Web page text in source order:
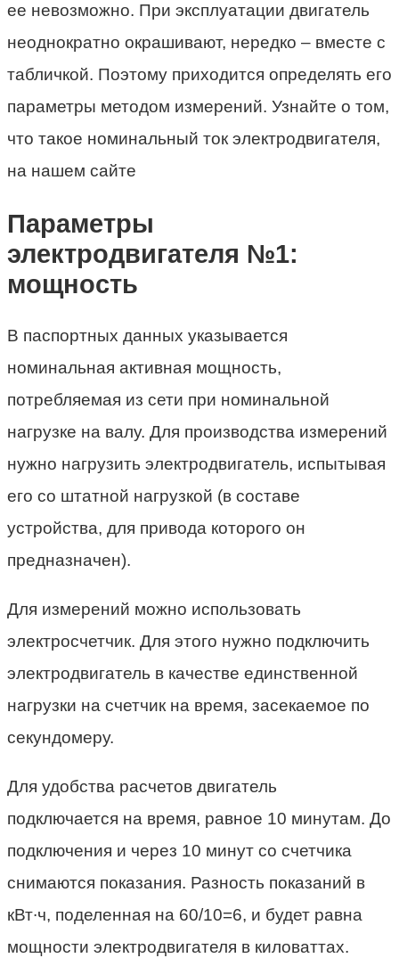
ее невозможно. При эксплуатации двигатель
неоднократно окрашивают, нередко – вместе с
табличкой. Поэтому приходится определять его
параметры методом измерений. Узнайте о том,
что такое номинальный ток электродвигателя,
на нашем сайте
Параметры
электродвигателя №1:
мощность
В паспортных данных указывается
номинальная активная мощность,
потребляемая из сети при номинальной
нагрузке на валу. Для производства измерений
нужно нагрузить электродвигатель, испытывая
его со штатной нагрузкой (в составе
устройства, для привода которого он
предназначен).
Для измерений можно использовать
электросчетчик. Для этого нужно подключить
электродвигатель в качестве единственной
нагрузки на счетчик на время, засекаемое по
секундомеру.
Для удобства расчетов двигатель
подключается на время, равное 10 минутам. До
подключения и через 10 минут со счетчика
снимаются показания. Разность показаний в
кВт∙ч, поделенная на 60/10=6, и будет равна
мощности электродвигателя в киловаттах.